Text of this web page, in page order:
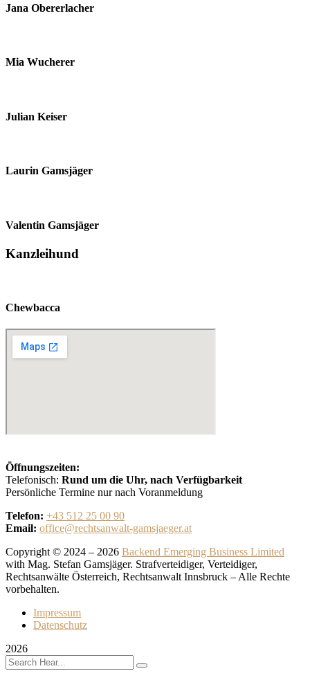
Jana Obererlacher
Mia Wucherer
Julian Keiser
Laurin Gamsjäger
Valentin Gamsjäger
Kanzleihund
Chewbacca
Öffnungszeiten:
Telefonisch: Rund um die Uhr, nach Verfügbarkeit
Persönliche Termine nur nach Voranmeldung
Telefon: +43 512 25 00 90
Email: office@rechtsanwalt-gamsjaeger.at
Copyright © 2024 – 2026 Backend Emerging Business Limited
with Mag. Stefan Gamsjäger. Strafverteidiger, Verteidiger,
Rechtsanwälte Österreich, Rechtsanwalt Innsbruck – Alle Rechte
vorbehalten.
Impressum
Datenschutz
2026